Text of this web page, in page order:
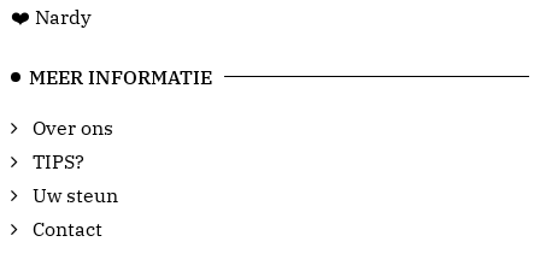
❤️ Nardy
MEER INFORMATIE
Over ons
TIPS?
Uw steun
Contact